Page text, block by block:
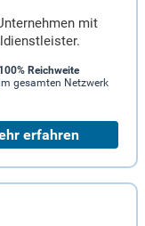
mit
100% Reichweite
im gesamten Netzwerk
erfahren